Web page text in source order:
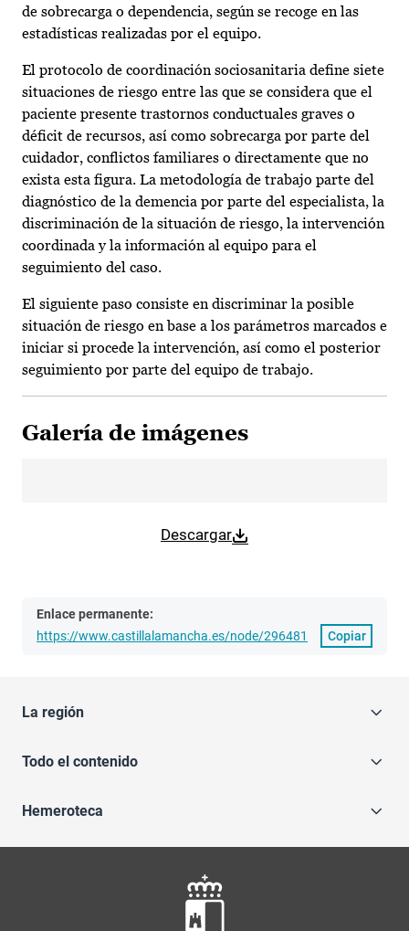
de sobrecarga o dependencia, según se recoge en las
estadísticas realizadas por el equipo.
El protocolo de coordinación sociosanitaria define siete
situaciones de riesgo entre las que se considera que el
paciente presente trastornos conductuales graves o
déficit de recursos, así como sobrecarga por parte del
cuidador, conflictos familiares o directamente que no
exista esta figura. La metodología de trabajo parte del
diagnóstico de la demencia por parte del especialista, la
discriminación de la situación de riesgo, la intervención
coordinada y la información al equipo para el
seguimiento del caso.
El siguiente paso consiste en discriminar la posible
situación de riesgo en base a los parámetros marcados e
iniciar si procede la intervención, así como el posterior
seguimiento por parte del equipo de trabajo.
Galería de imágenes
Descargar
Enlace permanente:
https://www.castillalamancha.es/node/296481
Copiar
La región
Todo el contenido
Hemeroteca